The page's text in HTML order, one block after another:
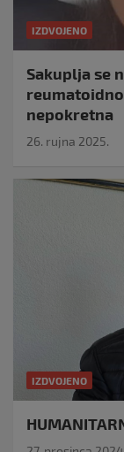
IZDVOJENO
Sakuplja se
nepokretna
26. rujna 2025.
IZDVOJENO